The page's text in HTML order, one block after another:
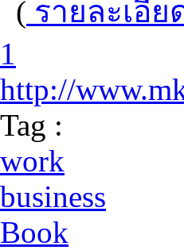
( รายละเอีย
1
http://
Tag :
work
business
Book